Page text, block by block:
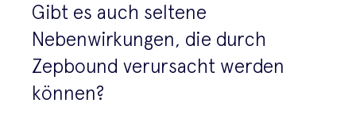
Gibt es auch seltene
Nebenwirkungen, die durch
Zepbound verursacht werden
können?